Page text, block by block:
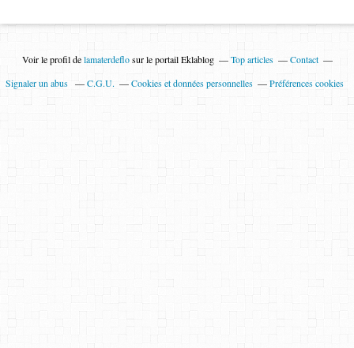
Voir le profil delamaterdeflosur le portail Eklablog Top articles
Contact
Signaler un abus
C.G.U. Cookies et données personnelles Préférences cookies